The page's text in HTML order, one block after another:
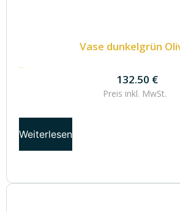
Vase dunkelgrün
132.50 €
132.50 €
Preis inkl. MwSt.
Weiterlesen